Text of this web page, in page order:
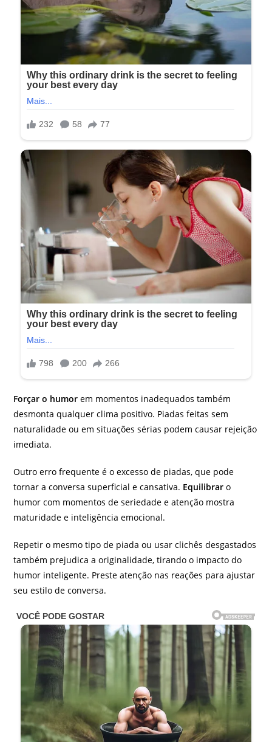
Forçar o humor em momentos inadequados também
desmonta qualquer clima positivo. Piadas feitas sem
naturalidade ou em situações sérias podem causar rejeição
imediata.
Outro erro frequente é o excesso de piadas, que pode
tornar a conversa superficial e cansativa. Equilibrar o
humor com momentos de seriedade e atenção mostra
maturidade e inteligência emocional.
Repetir o mesmo tipo de piada ou usar clichês desgastados
também prejudica a originalidade, tirando o impacto do
humor inteligente. Preste atenção nas reações para ajustar
seu estilo de conversa.